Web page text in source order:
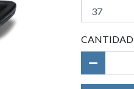
CANTIDAD